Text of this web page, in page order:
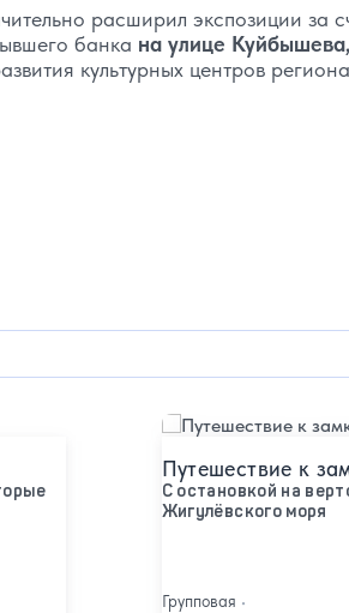
расширил экспозиции за
банка на улице
культурных центров
Путешествие к
С остановкой на
Жигулёвского моря
Групповая •
Подробнее